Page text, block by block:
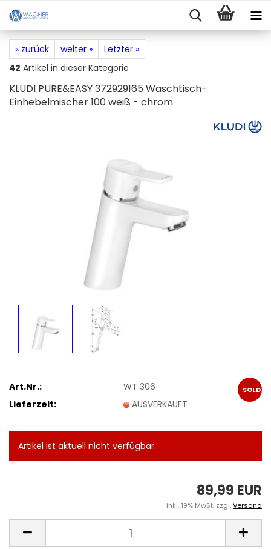
« zurück weiter »
Letzter »
42 Artikel in dieser Kategorie
KLUDI PURE&EASY 372929165 Waschtisch-
Einhebelmischer 100 weiß - chrom
SOLD
Art.Nr.:
WT 306
Lieferzeit:
AUSVERKAUFT
Artikel ist aktuell nicht verfügbar.
89,99 EUR
inkl. 19% MwSt. zzgl.Versand